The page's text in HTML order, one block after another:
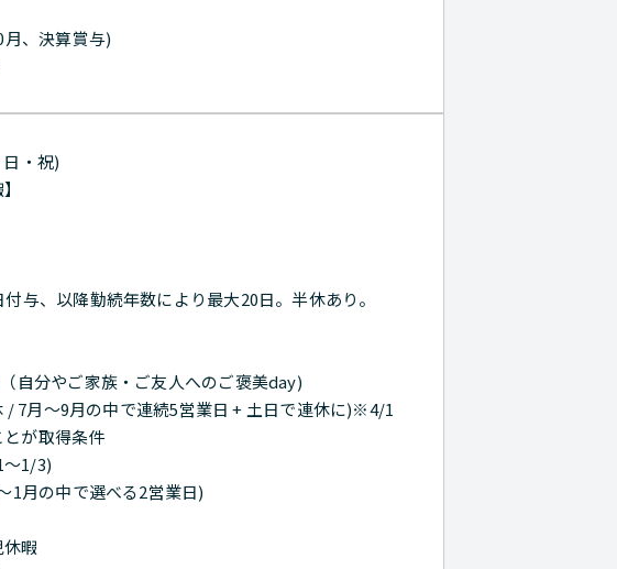
月、決算賞与)
・祝)
与、以降勤続年数により最大20日。半休あり。
自分やご家族・ご友人へのご褒美day)
7月～9月の中で連続5営業日 + 土日で連休に)※4/1
が取得条件
1/3)
1月の中で選べる2営業日)
暇